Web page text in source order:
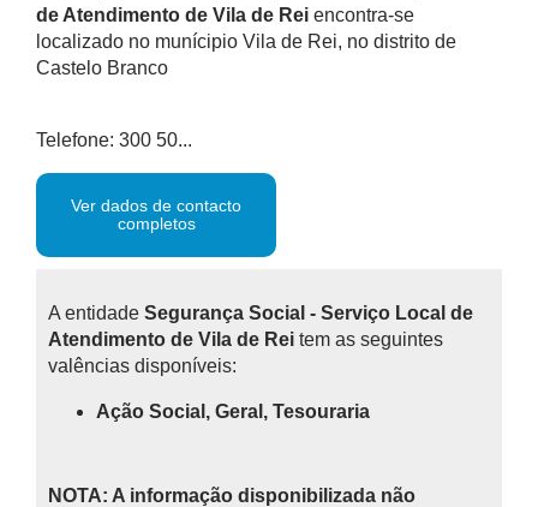
de Atendimento de Vila de Rei encontra-se
localizado no munícipio Vila de Rei, no distrito de
Castelo Branco
Telefone: 300 50...
Ver dados de contacto
completos
A entidade Segurança Social - Serviço Local de
Atendimento de Vila de Rei tem as seguintes
valências disponíveis:
Ação Social, Geral, Tesouraria
NOTA: A informação disponibilizada não